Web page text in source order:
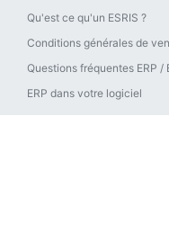
Qu'est ce qu'un ESRIS ?
Conditions générales de
Questions fréquentes ERP /
ERP dans votre logiciel